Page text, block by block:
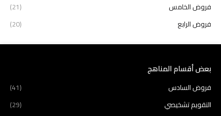
فروض الخامس
(21)
فروض الرابع
(20)
بعض أقسام المناهج
فروض السادس
(41)
التقويم تشخيصي
(29)